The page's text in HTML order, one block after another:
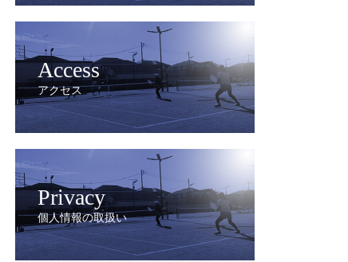
Access
アクセス
Privacy
個人情報の取扱い